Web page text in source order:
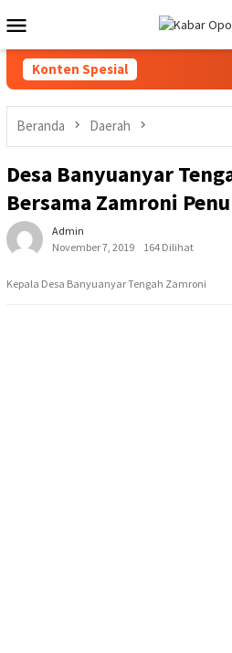
ke
kontenMobile
Konten Spesial
Beranda Daerah
Desa Banyuanyar
Bersama Zamroni
Admin
November 7, 2019
164 Dilihat
Kepala Desa Banyuanyar Tengah Zamroni